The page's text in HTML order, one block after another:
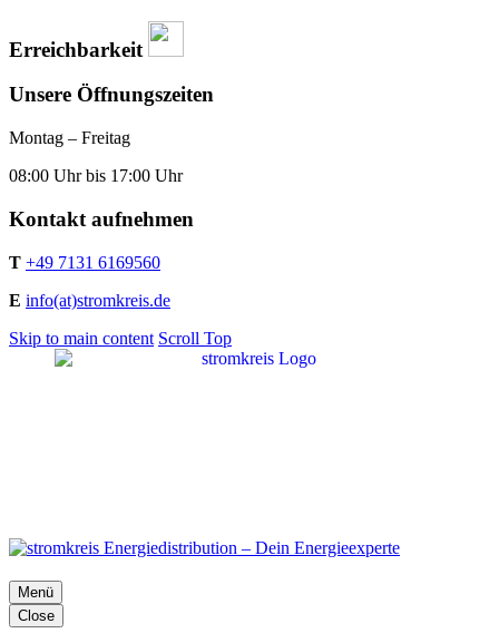
Erreichbarkeit
Unsere Öffnungszeiten
Montag – Freitag
08:00 Uhr bis 17:00 Uhr
Kontakt aufnehmen
T +49 7131 6169560
E info(at)stromkreis.de
Skip to main content Scroll Top
Menü
Close